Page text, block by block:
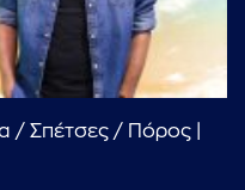
/ Σπέτσες / Πόρος |